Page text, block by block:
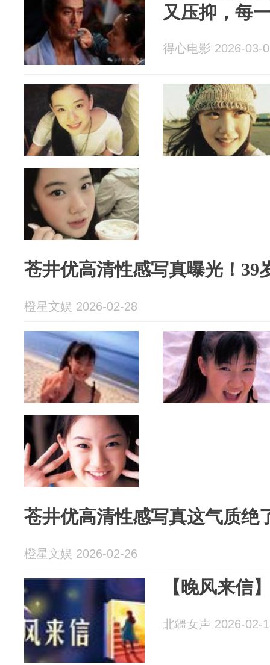
又压抑，每
得心电影 2026-03-
苍井优高清性感写真曝光！39
橙星文娱 2026-02-28
苍井优高清性感写真这气质绝
橙星文娱 2026-02-26
【晚风来信
北疆女声 2026-02-